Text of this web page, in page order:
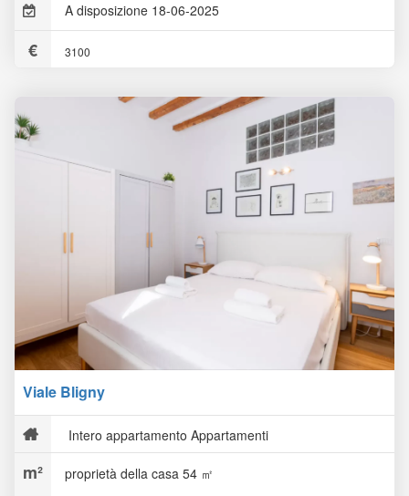
A disposizione 18-06-2025
3100
Viale Bligny
Intero appartamento Appartamenti
proprietà della casa 54 ㎡